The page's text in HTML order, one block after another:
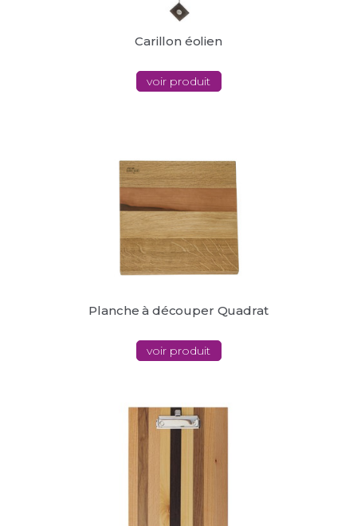
Carillon éolien
voir produit
Planche à découper Quadrat
voir produit